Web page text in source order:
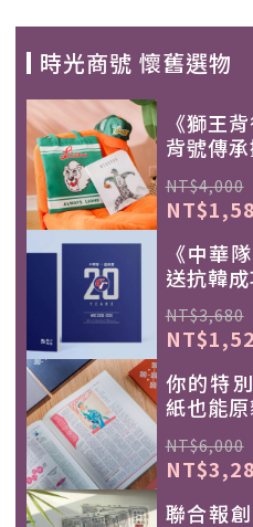
時光商號 懷舊選物
《獅王
背號傳
NT$4,000
《中華
送抗韓
NT$3,680
你的特
紙也能
NT$6,000
聯合報